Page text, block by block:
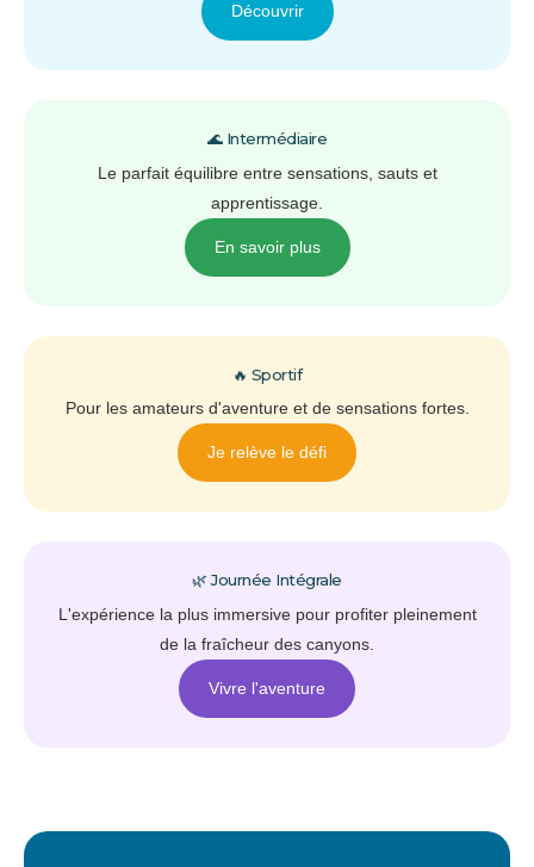
Découvrir
🌊 Intermédiaire
Le parfait équilibre entre sensations, sauts et
apprentissage.
En savoir plus
🔥 Sportif
Pour les amateurs d'aventure et de sensations fortes.
Je relève le défi
🌿 Journée Intégrale
L'expérience la plus immersive pour profiter pleinement
de la fraîcheur des canyons.
Vivre l'aventure